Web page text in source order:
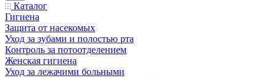
Каталог
Гигиена
Защита от насекомых
Уход за зубами и полостью рта
Контроль за потоотделением
Женская гигиена
Уход за лежачими больными